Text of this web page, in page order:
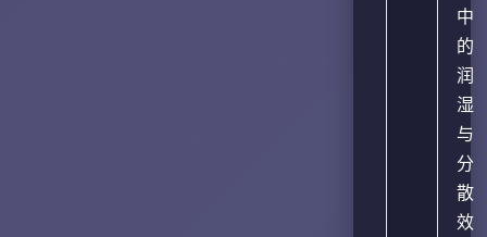
中
的
润
湿
与
分
散
效